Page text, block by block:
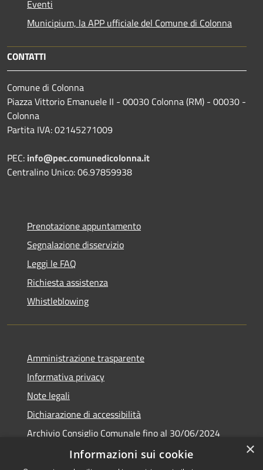
Eventi
Municipium, la APP ufficiale del Comune di Colonna
CONTATTI
Comune di Colonna
Piazza Vittorio Emanuele II - 00030 Colonna (RM) - 00030 -
Colonna
Partita IVA: 02145271009
PEC: info@pec.comunedicolonna.it
Centralino Unico: 06.97859938
Prenotazione appuntamento
Segnalazione disservizio
Leggi le FAQ
Richiesta assistenza
Whistleblowing
Amministrazione trasparente
Informativa privacy
Note legali
Dichiarazione di accessibilità
Archivio Consiglio Comunale fino al 30/06/2024
Consiglio Comunale Online
×
Informazioni sui cookie